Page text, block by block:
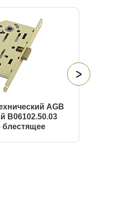
AGB
B06102.50.03
блестящее